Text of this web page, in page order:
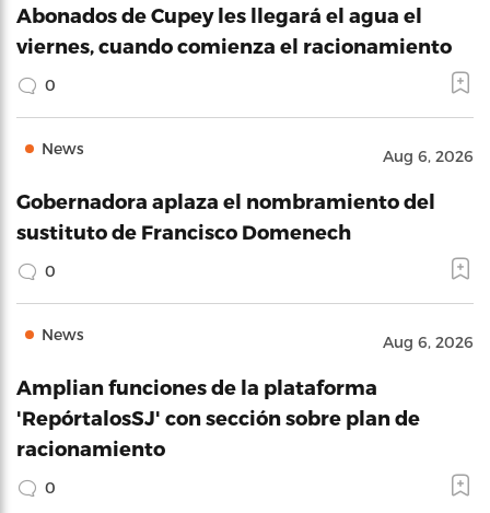
Abonados de Cupey les llegará el agua el
viernes, cuando comienza el racionamiento
0
News Aug 6, 2026
Gobernadora aplaza el nombramiento del
sustituto de Francisco Domenech
0
News Aug 6, 2026
Amplian funciones de la plataforma
'RepórtalosSJ' con sección sobre plan de
racionamiento
0